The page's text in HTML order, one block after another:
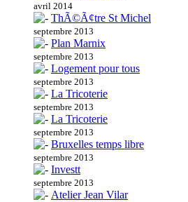
avril 2014
ThÃ©Ã¢tre St Michel
septembre 2013
Plan Marnix
septembre 2013
Logement pour tous
septembre 2013
La Tricoterie
septembre 2013
La Tricoterie
septembre 2013
Bruxelles temps libre
septembre 2013
Investt
septembre 2013
Atelier Jean Vilar